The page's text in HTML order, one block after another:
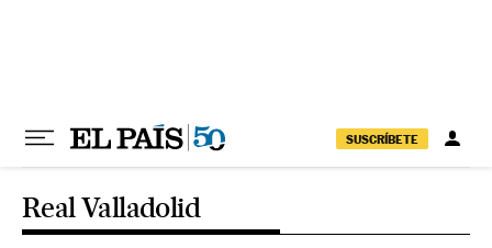
SUSCRÍBETE
Real Valladolid